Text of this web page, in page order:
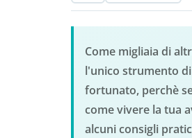
Come migliaia di
l'unico strumento
fortunato, perchè
come vivere la tua
alcuni consigli